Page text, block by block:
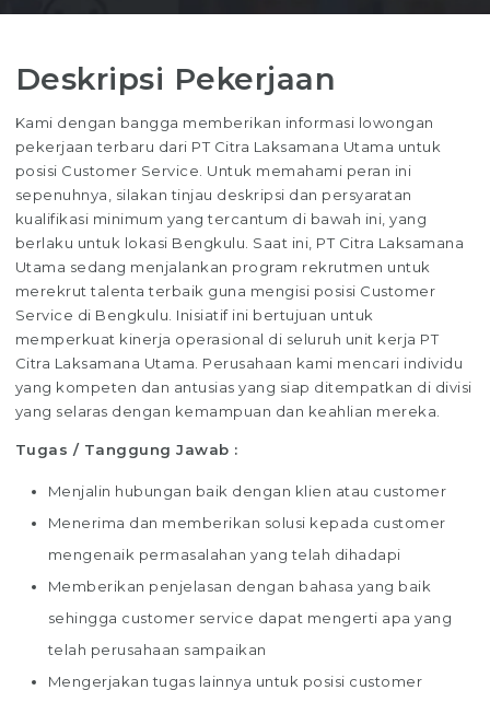
Deskripsi Pekerjaan
Kami dengan bangga memberikan informasi lowongan
pekerjaan terbaru dari PT Citra Laksamana Utama untuk
posisi Customer Service. Untuk memahami peran ini
sepenuhnya, silakan tinjau deskripsi dan persyaratan
kualifikasi minimum yang tercantum di bawah ini, yang
berlaku untuk lokasi Bengkulu. Saat ini, PT Citra Laksamana
Utama sedang menjalankan program rekrutmen untuk
merekrut talenta terbaik guna mengisi posisi Customer
Service di Bengkulu. Inisiatif ini bertujuan untuk
memperkuat kinerja operasional di seluruh unit kerja PT
Citra Laksamana Utama. Perusahaan kami mencari individu
yang kompeten dan antusias yang siap ditempatkan di divisi
yang selaras dengan kemampuan dan keahlian mereka.
Tugas / Tanggung Jawab :
Menjalin hubungan baik dengan klien atau customer
Menerima dan memberikan solusi kepada customer
mengenaik permasalahan yang telah dihadapi
Memberikan penjelasan dengan bahasa yang baik
sehingga customer service dapat mengerti apa yang
telah perusahaan sampaikan
Mengerjakan tugas lainnya untuk posisi customer